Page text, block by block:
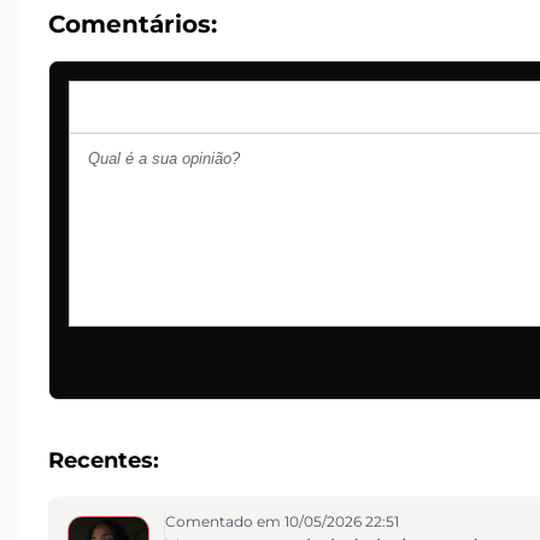
Comentários:
Recentes:
Comentado em 10/05/2026 22:51